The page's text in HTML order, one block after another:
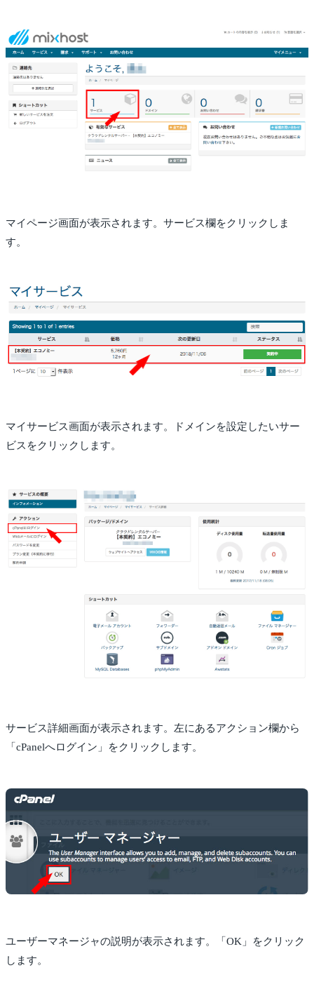
マイページ画面が表示されます。サービス欄をクリックしま
す。
マイサービス画面が表示されます。ドメインを設定したいサー
ビスをクリックします。
サービス詳細画面が表示されます。左にあるアクション欄から
「cPanelへログイン」をクリックします。
ユーザーマネージャの説明が表示されます。「OK」をクリック
します。